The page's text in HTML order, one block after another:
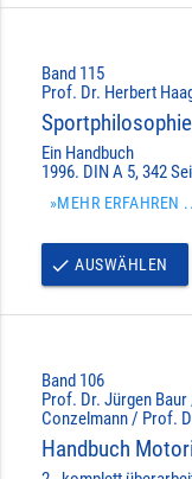
Band 115
Prof. Dr. Herbert
Sportphilosophie
Ein Handbuch
1996. DIN A 5, 342
»MEHR ERFAHREN
done AUSWÄHLEN
Band 106
Prof. Dr. Jürgen
Conzelmann / Prof.
Handbuch